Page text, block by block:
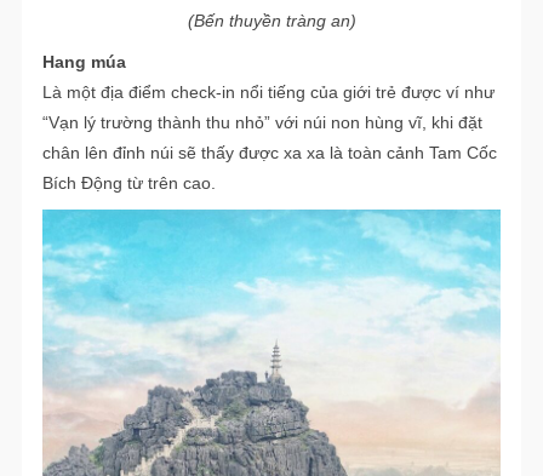
(Bến thuyền tràng an)
Hang múa
Là một địa điểm check-in nổi tiếng của giới trẻ được ví như
“Vạn lý trường thành thu nhỏ” với núi non hùng vĩ, khi đặt
chân lên đỉnh núi sẽ thấy được xa xa là toàn cảnh Tam Cốc
Bích Động từ trên cao.